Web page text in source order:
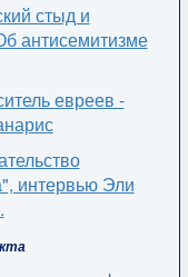
стыд и
антисемитизме
евреев -
интервью Эли